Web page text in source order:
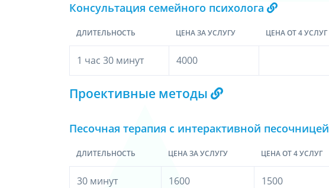
Консультация семейного психолога
ДЛИТЕЛЬНОСТЬ ЦЕНА ЗА УСЛУГУ ЦЕНА ОТ 4 УСЛУГ
1 час 30 минут 4000
Проективные методы
Песочная терапия с интерактивной песочницей
ДЛИТЕЛЬНОСТЬ ЦЕНА ЗА УСЛУГУ ЦЕНА ОТ 4 УСЛУГ
30 минут 1600 1500